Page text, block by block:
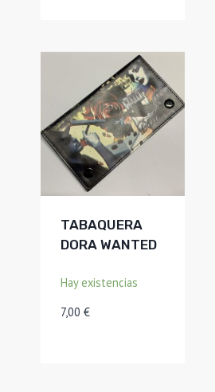
TABAQUERA
DORA WANTED
Hay existencias
7,00 €